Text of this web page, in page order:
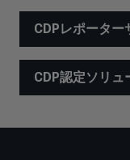
CDPレポーター
CDP認定ソリュ